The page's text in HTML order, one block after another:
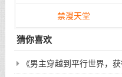
禁漫天堂
猜你喜欢
《男主穿越到平行世界，